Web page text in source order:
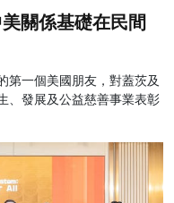
關係基礎在民間
第一個美國朋友，對蓋茨及
、發展及公益慈善事業表彰